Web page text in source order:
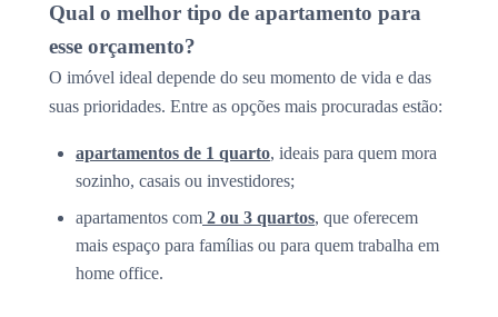
Qual o melhor tipo de apartamento para
esse orçamento?
O imóvel ideal depende do seu momento de vida e das
suas prioridades. Entre as opções mais procuradas estão:
apartamentos de 1 quarto, ideais para quem mora
sozinho, casais ou investidores;
apartamentos com 2 ou 3 quartos, que oferecem
mais espaço para famílias ou para quem trabalha em
home office.